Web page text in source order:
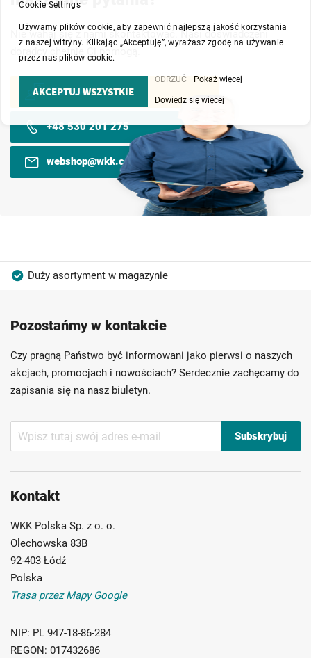
Nie wahaj się z nami skontaktować. Nasi doświadczeni
doradcy chętnie Ci pomogą.
Kontakt
+48 530 201 275
webshop@wkk.com.pl
Duży asortyment w magazynie
Szybka dostawa
Indywidualni doradcy
Ponad 40 lat doświadczenia
Możliwość własnego etykietowania
Pozostańmy w kontakcie
Czy pragną Państwo być informowani jako pierwsi o naszych
akcjach, promocjach i nowościach? Serdecznie zachęcamy do
zapisania się na nasz biuletyn.
nasz
Subskrybuj
Kontakt
WKK Polska Sp. z o. o.
Olechowska 83B
92-403 Łódź
Polska
Trasa przez Mapy Google
NIP: PL 947-18-86-284
REGON: 017432686
Cookie Settings
Używamy plików cookie, aby zapewnić najlepszą jakość korzystania
z naszej witryny. Klikając „Akceptuję”, wyrażasz zgodę na używanie
przez nas plików cookie.
AKCEPTUJ WSZYSTKIE
ODRZUĆ Pokaż więcej
Dowiedz się więcej